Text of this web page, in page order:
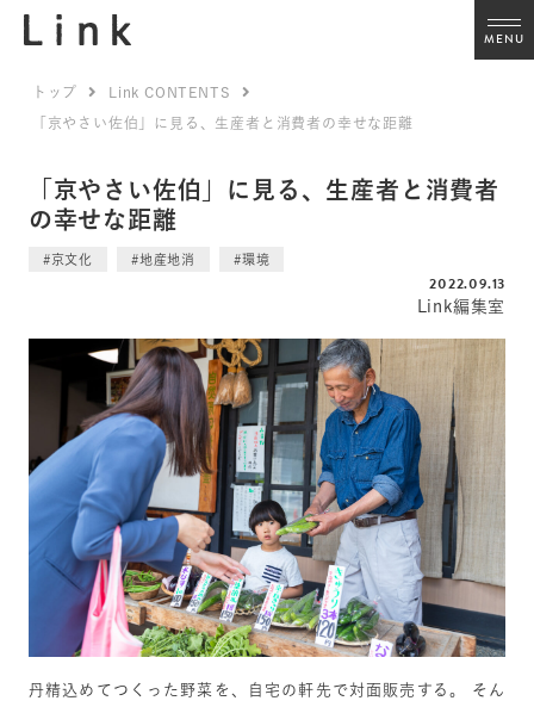
MENU
トップ Link CONTENTS
「京やさい佐伯」に見る、生産者と消費者の幸せな距離
「京やさい佐伯」に見る、生産者と消費者
の幸せな距離
#京文化 #地産地消 #環境
2022.09.13
Link編集室
丹精込めてつくった野菜を、自宅の軒先で対面販売する。 そん